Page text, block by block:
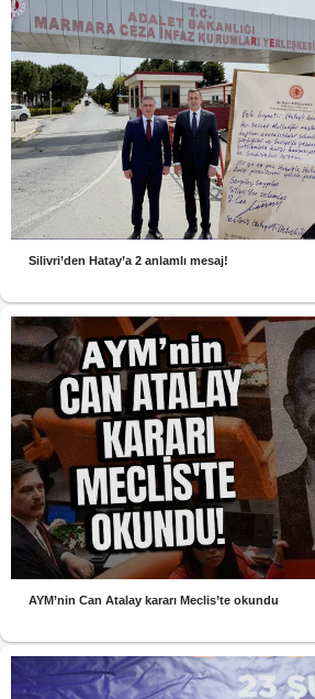
Silivri’den Hatay’a 2 anlamlı mesaj!
AYM’nin Can Atalay kararı Meclis’te okundu